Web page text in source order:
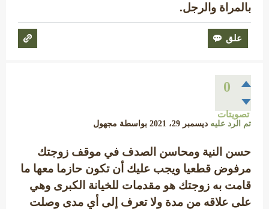
بالمراة والرجل.
0
تصويتات
تم الرد عليه ديسمبر 29، 2021 بواسطة مجهول
حسن النية ومحاسن الصدف في موقف زوجتك
مرفوض قطعيا ويجب عليك أن تكون حازما معها ما
قامت به زوجتك هو مقدمات للخيانة الكبرى وهي
على علاقه من مدة ولا تعرف إلى أي مدى وصلت